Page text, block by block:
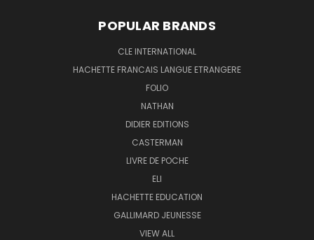
POPULAR BRANDS
CLE INTERNATIONAL
HACHETTE FRANCAIS LANGUE ETRANGERE
FOLIO
NATHAN
DIDIER EDITIONS
CASTERMAN
LIVRE DE POCHE
ELI
HACHETTE EDUCATION
GALLIMARD JEUNESSE
VIEW ALL